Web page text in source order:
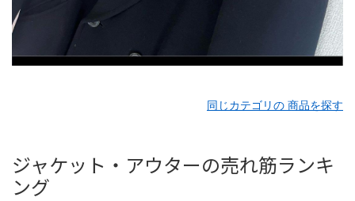
同じカテゴリの 商品を探す
ジャケット・アウターの売れ筋ランキ
ング